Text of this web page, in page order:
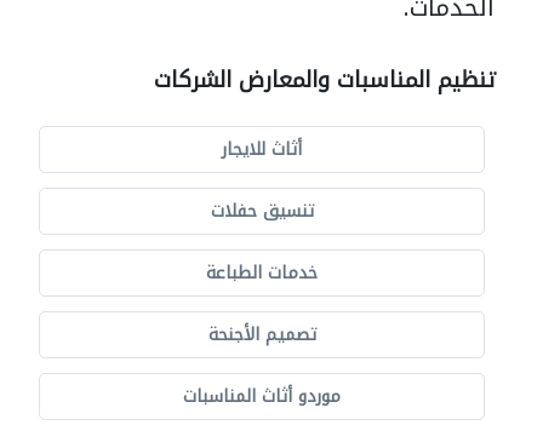
تنظيم المناسبات والمعارض الشركات
أثاث للايجار
تنسيق حفلات
خدمات الطباعة
تصميم الأجنحة
موردو أثاث المناسبات